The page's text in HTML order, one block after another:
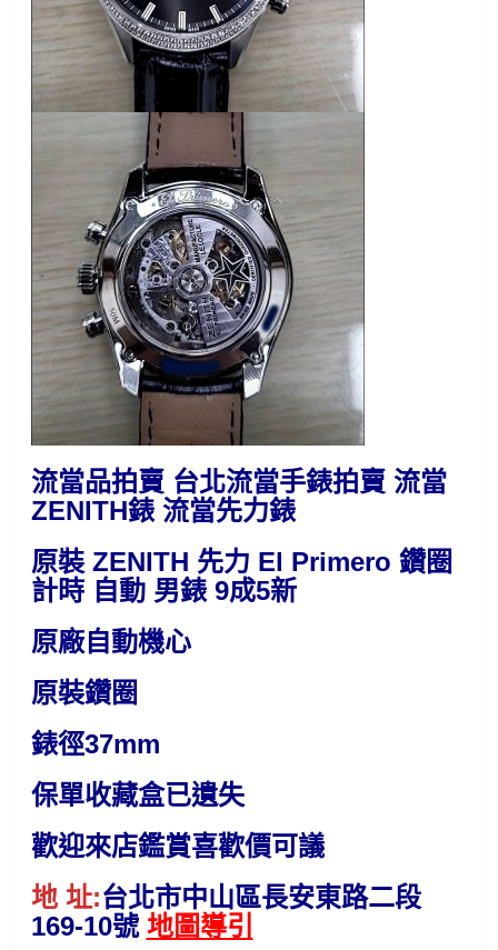
流當品拍賣 台北流當手錶拍賣 流當
ZENITH錶 流當先力錶
原裝 ZENITH 先力 El Primero 鑽圈
計時 自動 男錶 9成5新
原廠自動機心
原裝鑽圈
錶徑37mm
保單收藏盒已遺失
歡迎來店鑑賞喜歡價可議
地 址:台北市中山區長安東路二段
169-10號 地圖導引